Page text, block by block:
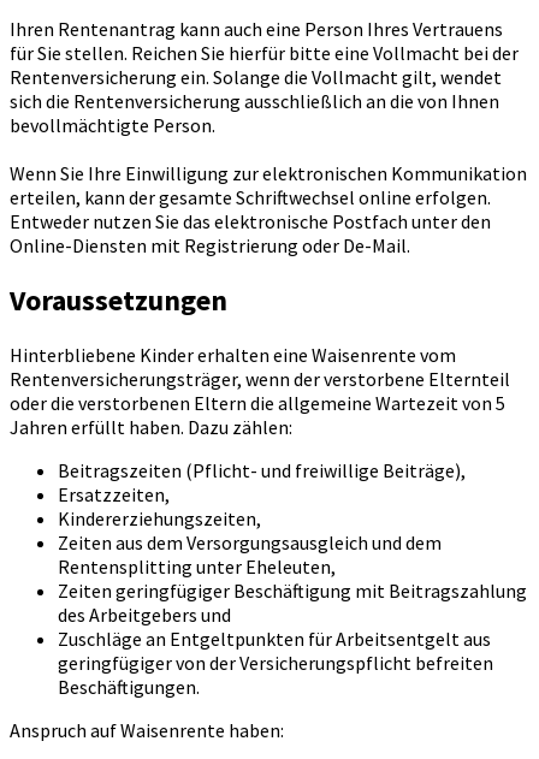
Ihren Rentenantrag kann auch eine Person Ihres Vertrauens
für Sie stellen. Reichen Sie hierfür bitte eine Vollmacht bei der
Rentenversicherung ein. Solange die Vollmacht gilt, wendet
sich die Rentenversicherung ausschließlich an die von Ihnen
bevollmächtigte Person.
Wenn Sie Ihre Einwilligung zur elektronischen Kommunikation
erteilen, kann der gesamte Schriftwechsel online erfolgen.
Entweder nutzen Sie das elektronische Postfach unter den
Online-Diensten mit Registrierung oder De-Mail.
Voraussetzungen
Hinterbliebene Kinder erhalten eine Waisenrente vom
Rentenversicherungsträger, wenn der verstorbene Elternteil
oder die verstorbenen Eltern die allgemeine Wartezeit von 5
Jahren erfüllt haben. Dazu zählen:
Beitragszeiten (Pflicht- und freiwillige Beiträge),
Ersatzzeiten,
Kindererziehungszeiten,
Zeiten aus dem Versorgungsausgleich und dem
Rentensplitting unter Eheleuten,
Zeiten geringfügiger Beschäftigung mit Beitragszahlung
des Arbeitgebers und
Zuschläge an Entgeltpunkten für Arbeitsentgelt aus
geringfügiger von der Versicherungspflicht befreiten
Beschäftigungen.
Anspruch auf Waisenrente haben: